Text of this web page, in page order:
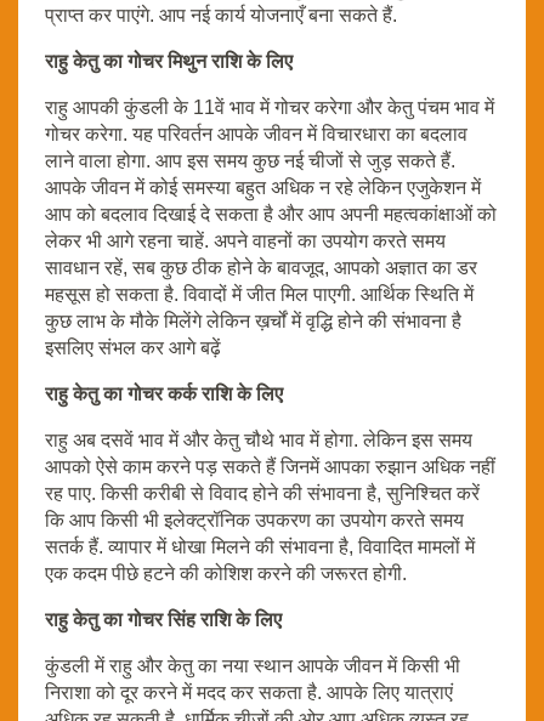
प्राप्त कर पाएंगे. आप नई कार्य योजनाएँ बना सकते हैं.
राहु केतु का गोचर मिथुन राशि के लिए
राहु आपकी कुंडली के 11वें भाव में गोचर करेगा और केतु पंचम भाव में
गोचर करेगा. यह परिवर्तन आपके जीवन में विचारधारा का बदलाव
लाने वाला होगा. आप इस समय कुछ नई चीजों से जुड़ सकते हैं.
आपके जीवन में कोई समस्या बहुत अधिक न रहे लेकिन एजुकेशन में
आप को बदलाव दिखाई दे सकता है और आप अपनी महत्वकांक्षाओं को
लेकर भी आगे रहना चाहें. अपने वाहनों का उपयोग करते समय
सावधान रहें, सब कुछ ठीक होने के बावजूद, आपको अज्ञात का डर
महसूस हो सकता है. विवादों में जीत मिल पाएगी. आर्थिक स्थिति में
कुछ लाभ के मौके मिलेंगे लेकिन ख़र्चों में वृद्धि होने की संभावना है
इसलिए संभल कर आगे बढ़ें
राहु केतु का गोचर कर्क राशि के लिए
राहु अब दसवें भाव में और केतु चौथे भाव में होगा. लेकिन इस समय
आपको ऐसे काम करने पड़ सकते हैं जिनमें आपका रुझान अधिक नहीं
रह पाए. किसी करीबी से विवाद होने की संभावना है, सुनिश्चित करें
कि आप किसी भी इलेक्ट्रॉनिक उपकरण का उपयोग करते समय
सतर्क हैं. व्यापार में धोखा मिलने की संभावना है, विवादित मामलों में
एक कदम पीछे हटने की कोशिश करने की जरूरत होगी.
राहु केतु का गोचर सिंह राशि के लिए
कुंडली में राहु और केतु का नया स्थान आपके जीवन में किसी भी
निराशा को दूर करने में मदद कर सकता है. आपके लिए यात्राएं